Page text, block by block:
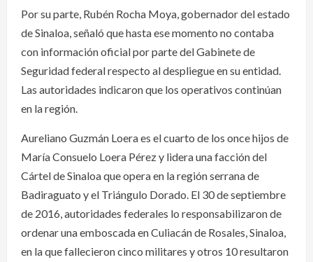
Por su parte, Rubén Rocha Moya, gobernador del estado
de Sinaloa, señaló que hasta ese momento no contaba
con información oficial por parte del Gabinete de
Seguridad federal respecto al despliegue en su entidad.
Las autoridades indicaron que los operativos continúan
en la región.
Aureliano Guzmán Loera es el cuarto de los once hijos de
María Consuelo Loera Pérez y lidera una facción del
Cártel de Sinaloa que opera en la región serrana de
Badiraguato y el Triángulo Dorado. El 30 de septiembre
de 2016, autoridades federales lo responsabilizaron de
ordenar una emboscada en Culiacán de Rosales, Sinaloa,
en la que fallecieron cinco militares y otros 10 resultaron